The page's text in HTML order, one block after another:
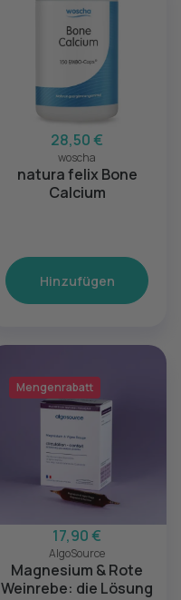
28,50 €
woscha
natura felix Bone
Calcium
Hinzufügen
Mengenrabatt
17,90 €
AlgoSource
Magnesium & Rote
Weinrebe: die Lösung